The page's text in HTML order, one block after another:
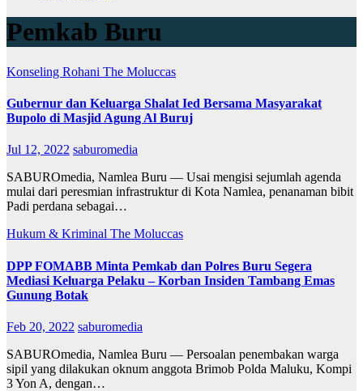
Pemkab Buru
Konseling Rohani The Moluccas
Gubernur dan Keluarga Shalat Ied Bersama Masyarakat
Bupolo di Masjid Agung Al Buruj
Jul 12, 2022 saburomedia
SABUROmedia, Namlea Buru — Usai mengisi sejumlah agenda
mulai dari peresmian infrastruktur di Kota Namlea, penanaman bibit
Padi perdana sebagai…
Hukum & Kriminal The Moluccas
DPP FOMABB Minta Pemkab dan Polres Buru Segera
Mediasi Keluarga Pelaku – Korban Insiden Tambang Emas
Gunung Botak
Feb 20, 2022 saburomedia
SABUROmedia, Namlea Buru — Persoalan penembakan warga
sipil yang dilakukan oknum anggota Brimob Polda Maluku, Kompi
3 Yon A, dengan…